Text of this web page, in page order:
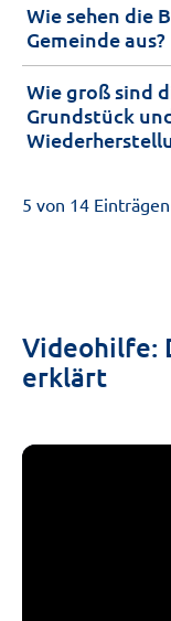
Wie sehen die
Gemeinde aus?
Wie groß sind
Grundstück
5 von 14 Einträgen
Videohilfe:
erklärt